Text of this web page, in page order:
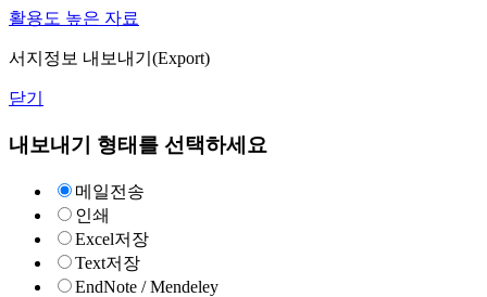
활용도 높은 자료
서지정보 내보내기(Export)
닫기
내보내기 형태를 선택하세요
메일전송
인쇄
Excel저장
Text저장
EndNote / Mendeley